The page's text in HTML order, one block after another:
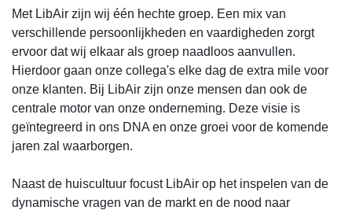
Met LibAir zijn wij één hechte groep. Een mix van
verschillende persoonlijkheden en vaardigheden zorgt
ervoor dat wij elkaar als groep naadloos aanvullen.
Hierdoor gaan onze collega's elke dag de extra mile voor
onze klanten. Bij LibAir zijn onze mensen dan ook de
centrale motor van onze onderneming. Deze visie is
geïntegreerd in ons DNA en onze groei voor de komende
jaren zal waarborgen.
Naast de huiscultuur focust LibAir op het inspelen van de
dynamische vragen van de markt en de nood naar